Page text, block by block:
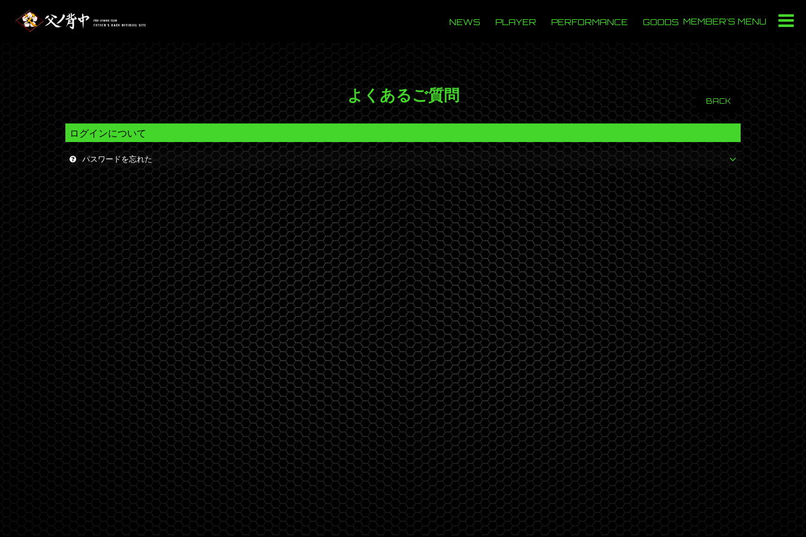
MEMBER'S MENU
NEWS PLAYER PERFORMANCE GOODS
よくあるご質問 BACK
ログインについて
パスワードを忘れた